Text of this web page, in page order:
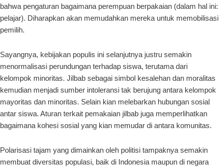
bahwa pengaturan bagaimana perempuan berpakaian (dalam hal ini:
pelajar). Diharapkan akan memudahkan mereka untuk memobilisasi
pemilih.
Sayangnya, kebijakan populis ini selanjutnya justru semakin
menormalisasi perundungan terhadap siswa, terutama dari
kelompok minoritas. Jilbab sebagai simbol kesalehan dan moralitas
kemudian menjadi sumber intoleransi tak berujung antara kelompok
mayoritas dan minoritas. Selain kian melebarkan hubungan sosial
antar siswa. Aturan terkait pemakaian jilbab juga memperlihatkan
bagaimana kohesi sosial yang kian memudar di antara komunitas.
Polarisasi tajam yang dimainkan oleh politisi tampaknya semakin
membuat diversitas populasi, baik di Indonesia maupun di negara